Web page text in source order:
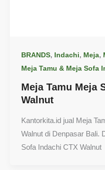
BRANDS, Indachi, Meja,
Meja Tamu & Meja Sofa
Meja Tamu Meja
Walnut
Kantorkita.id jual Meja
Walnut di Denpasar Bali.
Sofa Indachi CTX Walnut